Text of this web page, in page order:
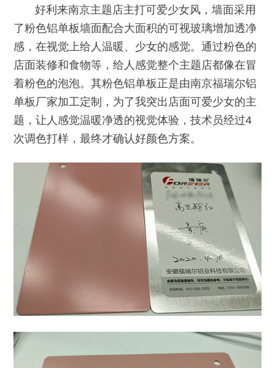
好利来南京主题店主打可爱少女风，墙面采用
了粉色铝单板墙面配合大面积的可视玻璃增加透净
感，在视觉上给人温暖、少女的感觉。通过粉色的
店面装修和食物等，给人感觉整个主题店都像在冒
着粉色的泡泡。其粉色铝单板正是由南京福瑞尔铝
单板厂家加工定制，为了我突出店面可爱少女的主
题，让人感觉温暖净透的视觉体验，技术员经过4
次调色打样，最终才确认好颜色方案。